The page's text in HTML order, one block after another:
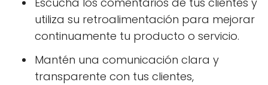
utiliza su retroalimentación para mejorar
continuamente tu producto o servicio.
Mantén una comunicación clara y
transparente con tus clientes,